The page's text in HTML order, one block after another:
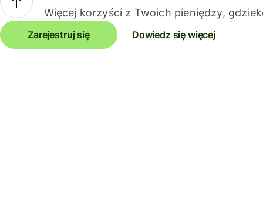
Więcej korzyści z Twoich pieniędzy,
Zarejestruj się Dowiedz się więcej